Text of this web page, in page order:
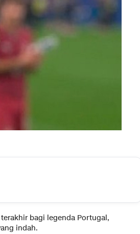
bagi legenda Portugal,
indah.